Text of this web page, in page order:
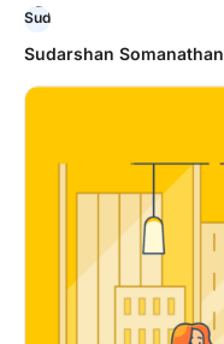
Sudarshan Somanathan